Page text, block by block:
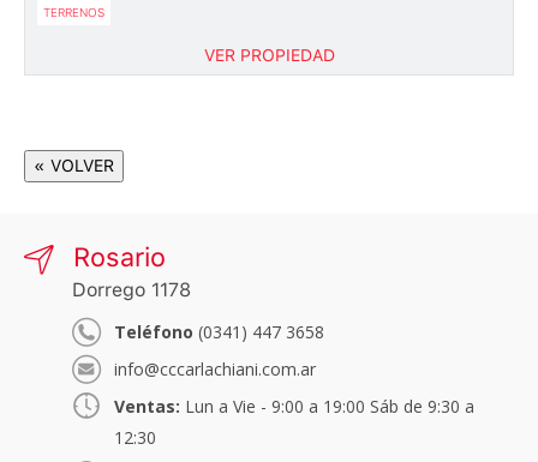
TERRENOS
VER PROPIEDAD
« VOLVER
Rosario
Dorrego 1178
Teléfono (0341) 447 3658
info@cccarlachiani.com.ar
Ventas: Lun a Vie - 9:00 a 19:00 Sáb de 9:30 a
12:30